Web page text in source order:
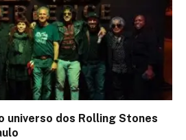
universo dos Rolling Stones